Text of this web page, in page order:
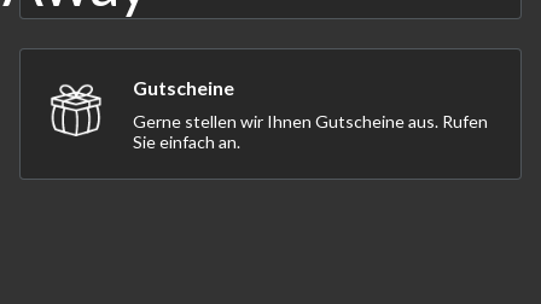
Gutscheine
Gerne stellen wir Ihnen Gutscheine aus. Rufen
Sie einfach an.